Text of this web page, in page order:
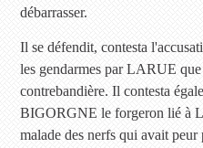
débarrasser.
Il se défendit, contesta
les gendarmes par LARUE
contrebandière. Il contesta
BIGORGNE le forgeron lié à
malade des nerfs qui avait